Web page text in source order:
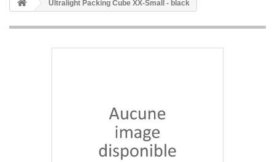
Ultralight Packing Cube XX-Small - black